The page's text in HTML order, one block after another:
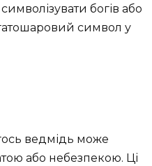
богів або
символ у
ведмідь може
або небезпекою. Ці